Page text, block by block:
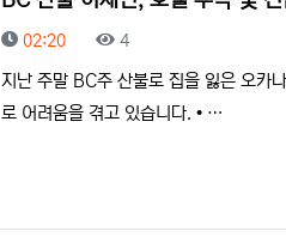
등록일
02:20 조회
4
지난 주말 BC주 산불로 집을 잃은 오카
로 어려움을 겪고 있습니다. • …